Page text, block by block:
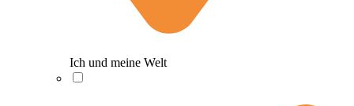
Ich und meine Welt